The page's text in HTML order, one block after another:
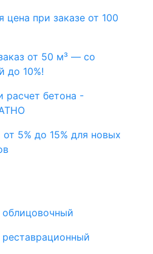
цена при заказе от 100
от 50 м³ — со
до 10%!
расчет бетона -
5% до 15% для новых